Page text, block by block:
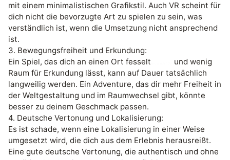
mit einem minimalistischen Grafikstil. Auch VR scheint für
dich nicht die bevorzugte Art zu spielen zu sein, was
verständlich ist, wenn die Umsetzung nicht ansprechend
ist.
3. Bewegungsfreiheit und Erkundung:
Ein Spiel, das dich an einen Ort fesselt
und wenig
Raum für Erkundung lässt, kann auf Dauer tatsächlich
langweilig werden. Ein Adventure, das dir mehr Freiheit in
der Weltgestaltung und im Raumwechsel gibt, könnte
besser zu deinem Geschmack passen.
4. Deutsche Vertonung und Lokalisierung:
Es ist schade, wenn eine Lokalisierung in einer Weise
umgesetzt wird, die dich aus dem Erlebnis herausreißt.
Eine gute deutsche Vertonung, die authentisch und ohne